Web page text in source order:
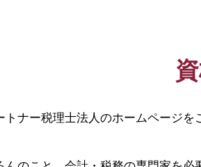
日本政策
日本政策金
助成金 申請
トナー税理士法人のホームページを